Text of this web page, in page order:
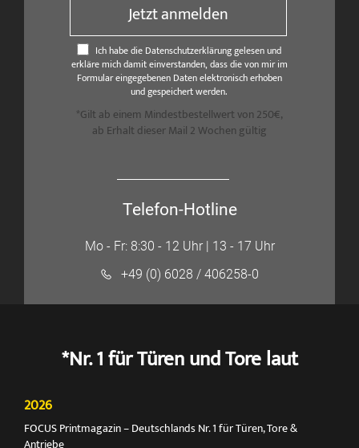
Jetzt anmelden
Ich habe die Datenschutzerklärung gelesen und
erkläre mich damit einverstanden, dass die von mir im
Formular eingegebenen Daten elektronisch erhoben
und gespeichert werden.
*Gilt ab einem Mindestbestellwert von 250€,
ab Erhalt dieser Mail 2 Wochen gültig
Telefon-Hotline
Mo - Fr: 8:30 - 12 Uhr | 13 - 17 Uhr
+49 (0) 6028 / 406258-0
*Nr. 1 für Türen und Tore laut
2026
FOCUS Printmagazin – Deutschlands Nr. 1 für Türen, Tore &
Antriebe